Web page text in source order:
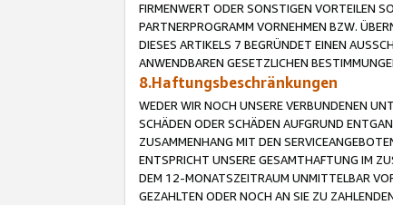
FIRMENWERT ODER SONSTIGEN VORTEILEN
PARTNERPROGRAMM VORNEHMEN BZW.
DIESES ARTIKELS 7 BEGRÜNDET EINEN
ANWENDBAREN GESETZLICHEN
8.Haftungsbeschränkungen
WEDER WIR NOCH UNSERE VERBUNDENEN
SCHÄDEN ODER SCHÄDEN AUFGRUND
ZUSAMMENHANG MIT DEN
ENTSPRICHT UNSERE GESAMTHAFTUNG IM
DEM 12-MONATSZEITRAUM UNMITTELBAR
GEZAHLTEN ODER NOCH AN SIE ZU